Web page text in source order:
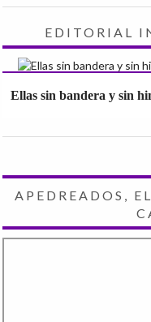
EDITORIAL
Ellas sin bandera y sin
APEDREADOS,